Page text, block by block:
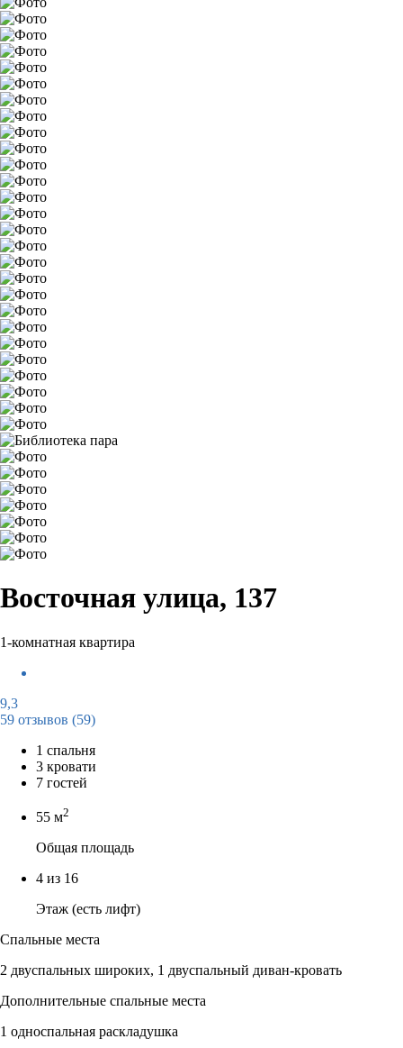
Восточная улица, 137
1-комнатная квартира
9,3
59 отзывов (59)
1 спальня
3 кровати
7 гостей
55 м2
Общая площадь
4 из 16
Этаж (есть лифт)
Спальные места
2 двуспальных широких, 1 двуспальный диван-кровать
Дополнительные спальные места
1 односпальная раскладушка